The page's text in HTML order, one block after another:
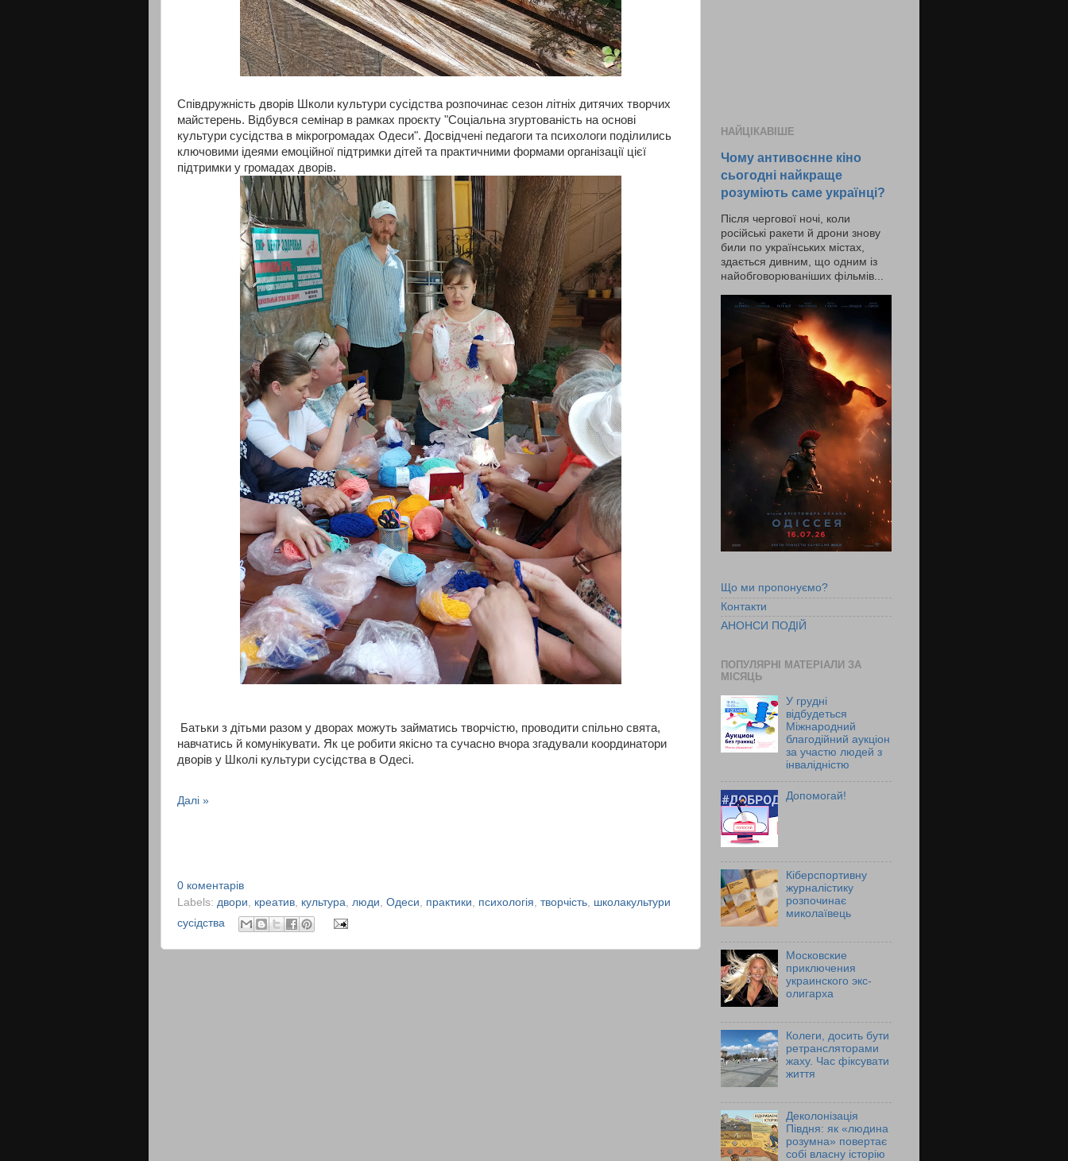
Співдружність дворів Школи культури сусідства розпочинає сезон літніх дитячих творчих
майстерень. Відбувся семінар в рамках проєкту "Соціальна згуртованість на основі
культури сусідства в мікрогромадах Одеси". Досвідчені педагоги та психологи поділились
ключовими ідеями емоційної підтримки дітей та практичними формами організації цієї
підтримки у громадах дворів.
Батьки з дітьми разом у дворах можуть займатись творчістю, проводити спільно свята,
навчатись й комунікувати. Як це робити якісно та сучасно вчора згадували координатори
дворів у Школі культури сусідства в Одесі.
Далі »
0 коментарів
Labels: двори, креатив, культура, люди, Одеси, практики, психологія, творчість, школакультури
сусідства
НАЙЦІКАВІШЕ
Чому антивоєнне кіно
сьогодні найкраще
розуміють саме українці?
Після чергової ночі, коли
російські ракети й дрони знову
били по українських містах,
здається дивним, що одним із
найобговорюваніших фільмів...
Що ми пропонуємо?
Контакти
АНОНСИ ПОДІЙ
ПОПУЛЯРНІ МАТЕРІАЛИ ЗА
МІСЯЦЬ
У грудні
відбудеться
Міжнародний
благодійний аукціон
за участю людей з
інвалідністю
Допомогай!
Кіберспортивну
журналістику
розпочинає
миколаївець
Московские
приключения
украинского экс-
олигарха
Колеги, досить бути
ретрансляторами
жаху. Час фіксувати
життя
Деколонізація
Півдня: як «людина
розумна» повертає
собі власну історію